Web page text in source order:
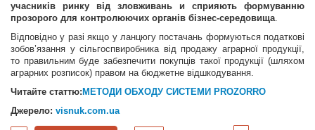
учасників ринку від зловживань и сприяють формуванню
прозорого для контролюючих органів бізнес-середовища.
Відповідно у разі якщо у ланцюгу постачань формуються податкові
зобов’язання у сільгоспвиробника від продажу аграрної продукції,
то правильним буде забезпечити покупців такої продукції (шляхом
аграрних розписок) правом на бюджетне відшкодування.
Читайте статтю: МЕТОДИ ОБХОДУ СИСТЕМИ PROZORRO
Джерело: visnuk.com.ua